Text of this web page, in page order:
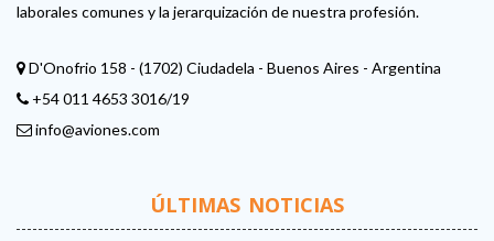
laborales comunes y la jerarquización de nuestra profesión.
D'Onofrio 158 - (1702) Ciudadela - Buenos Aires - Argentina
+54 011 4653 3016/19
info@aviones.com
ÚLTIMAS NOTICIAS